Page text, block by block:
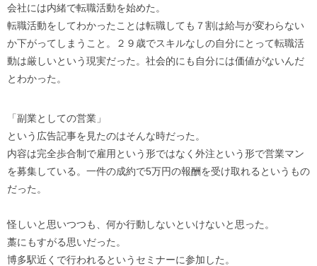
会社には内緒で転職活動を始めた。
転職活動をしてわかったことは転職しても７割は給与が変わらない
か下がってしまうこと。２９歳でスキルなしの自分にとって転職活
動は厳しいという現実だった。社会的にも自分には価値がないんだ
とわかった。
「副業としての営業」
という広告記事を見たのはそんな時だった。
内容は完全歩合制で雇用という形ではなく外注という形で営業マン
を募集している。一件の成約で5万円の報酬を受け取れるというもの
だった。
怪しいと思いつつも、何か行動しないといけないと思った。
藁にもすがる思いだった。
博多駅近くで行われるというセミナーに参加した。